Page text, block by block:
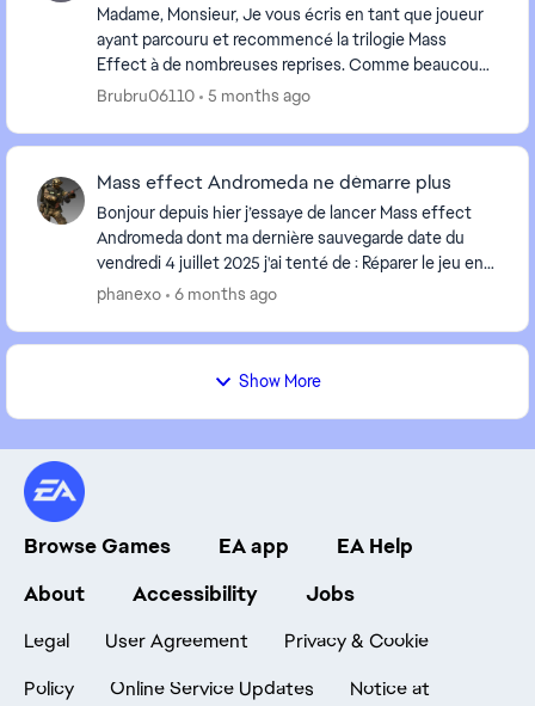
Madame, Monsieur, Je vous écris en tant que joueur
ayant parcouru et recommencé la trilogie Mass
Effect à de nombreuses reprises. Comme beaucoup
d’autres fans, cette saga ne représente pas
Brubru06110 5 months ago
Mass effect Andromeda ne démarre plus
Bonjour depuis hier j’essaye de lancer Mass effect
Andromeda dont ma dernière sauvegarde date du
‎vendredi ‎4 ‎juillet ‎2025 j'ai tenté de : Réparer le jeu en
Francais Réparer le jeu en Angla...
phanexo 6 months ago
Show More
Browse Games EA app
EA Help
About
Accessibility Jobs
Legal User Agreement
Privacy & Cookie
Policy
Online Service Updates Notice at